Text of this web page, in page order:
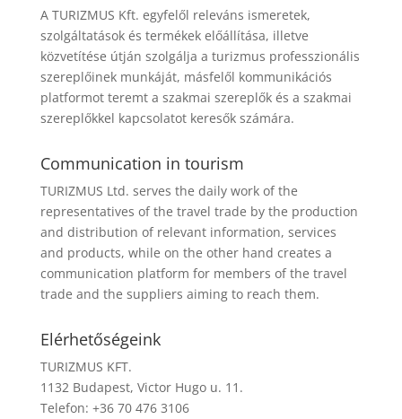
A TURIZMUS Kft. egyfelől releváns ismeretek,
szolgáltatások és termékek előállítása, illetve
közvetítése útján szolgálja a turizmus professzionális
szereplőinek munkáját, másfelől kommunikációs
platformot teremt a szakmai szereplők és a szakmai
szereplőkkel kapcsolatot keresők számára.
Communication in tourism
TURIZMUS Ltd. serves the daily work of the
representatives of the travel trade by the production
and distribution of relevant information, services
and products, while on the other hand creates a
communication platform for members of the travel
trade and the suppliers aiming to reach them.
Elérhetőségeink
TURIZMUS KFT.
1132 Budapest, Victor Hugo u. 11.
Telefon: +36 70 476 3106